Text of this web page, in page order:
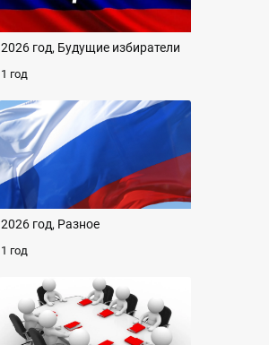
2026 год, Будущие избиратели
1 год
2026 год, Разное
1 год